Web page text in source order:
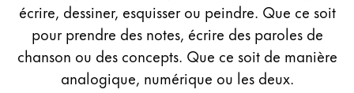
Recharges
Encres / effaceurs d'encre
Pièces de rechange
Taille de plume
écrire, dessiner, esquisser ou peindre. Que ce soit
pour prendre des notes, écrire des paroles de
chanson ou des concepts. Que ce soit de manière
analogique, numérique ou les deux.